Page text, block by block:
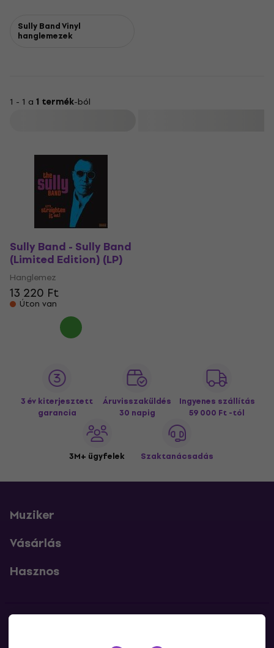
Sully Band Vinyl
hanglemezek
1 - 1 a 1 termék-ból
Sully Band - Sully Band
(Limited Edition) (LP)
Hanglemez
13 220 Ft
Úton van
3 év kiterjesztett
garancia
Áruvisszaküldés
30 napig
Ingyenes szállítás
59 000 Ft -tól
3M+ ügyfelek Szaktanácsadás
Muziker
Vásárlás
Hasznos